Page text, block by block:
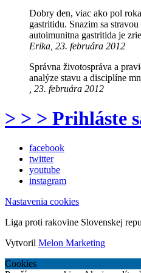
Dobry den, viac ako pol
gastritidu. Snazim sa
autoimunitna gastritida je
Erika, 23. februára 2012
Správna životospráva a
analýze stavu a disciplíne
, 23. februára 2012
> > > Prihláste
facebook
twitter
youtube
instagram
Nastavenia cookies
Liga proti rakovine Slovenskej
Vytvoril Melon Marketing
Cookies